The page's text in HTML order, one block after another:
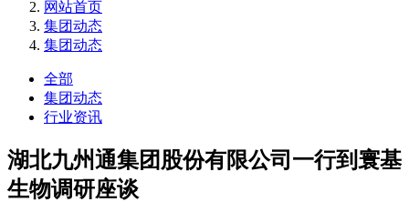
网站首页
集团动态
集团动态
全部
集团动态
行业资讯
湖北九州通集团股份有限公司一行到寰基
生物调研座谈